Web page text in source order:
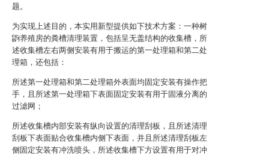
题。
为实现上述目的，本实用新型提供如下技术方案：一种树
鼩养殖房的粪槽清理装置，包括呈无盖结构的收集槽，所
述收集槽左右两侧安装有用于搬运的第一处理箱和第二处
理箱，还包括：
所述第一处理箱和第二处理箱外表面均固定安装有操作把
手，且所述第一处理箱下表面固定安装有用于固液分离的
过滤网；
所述收集槽内部安装有纵向设置的清理刮板，且所述清理
刮板下表面贴合收集槽内侧下表面，并且所述清理刮板左
侧固定安装有冲洗喷头，所述收集槽下方设置有用于对冲